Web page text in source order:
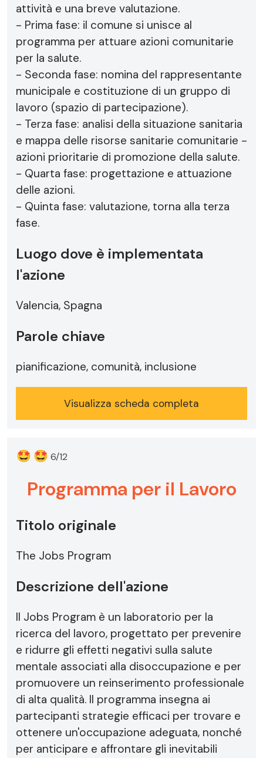
attività e una breve valutazione.
- Prima fase: il comune si unisce al
programma per attuare azioni comunitarie
per la salute.
- Seconda fase: nomina del rappresentante
municipale e costituzione di un gruppo di
lavoro (spazio di partecipazione).
- Terza fase: analisi della situazione sanitaria
e mappa delle risorse sanitarie comunitarie -
azioni prioritarie di promozione della salute.
- Quarta fase: progettazione e attuazione
delle azioni.
- Quinta fase: valutazione, torna alla terza
fase.
Luogo dove è implementata
l'azione
Valencia, Spagna
Parole chiave
pianificazione, comunità, inclusione
Visualizza scheda completa
🤩 🤩 6/12
Programma per il Lavoro
Titolo originale
The Jobs Program
Descrizione dell'azione
Il Jobs Program è un laboratorio per la
ricerca del lavoro, progettato per prevenire
e ridurre gli effetti negativi sulla salute
mentale associati alla disoccupazione e per
promuovere un reinserimento professionale
di alta qualità. Il programma insegna ai
partecipanti strategie efficaci per trovare e
ottenere un'occupazione adeguata, nonché
per anticipare e affrontare gli inevitabili